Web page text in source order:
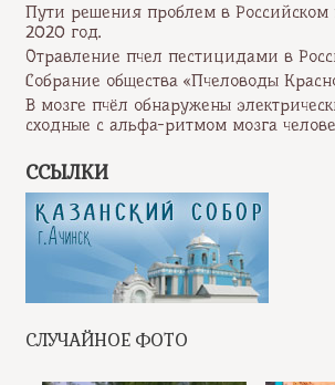
Пути решения проблем в Российском
2020 год.
Отравление пчел пестицидами в
Собрание общества «Пчеловоды
В мозге пчёл обнаружены
сходные с альфа-ритмом мозга
ССЫЛКИ
СЛУЧАЙНОЕ ФОТО